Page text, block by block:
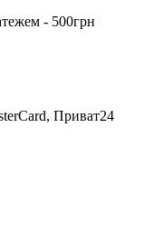
- 500грн
Приват24